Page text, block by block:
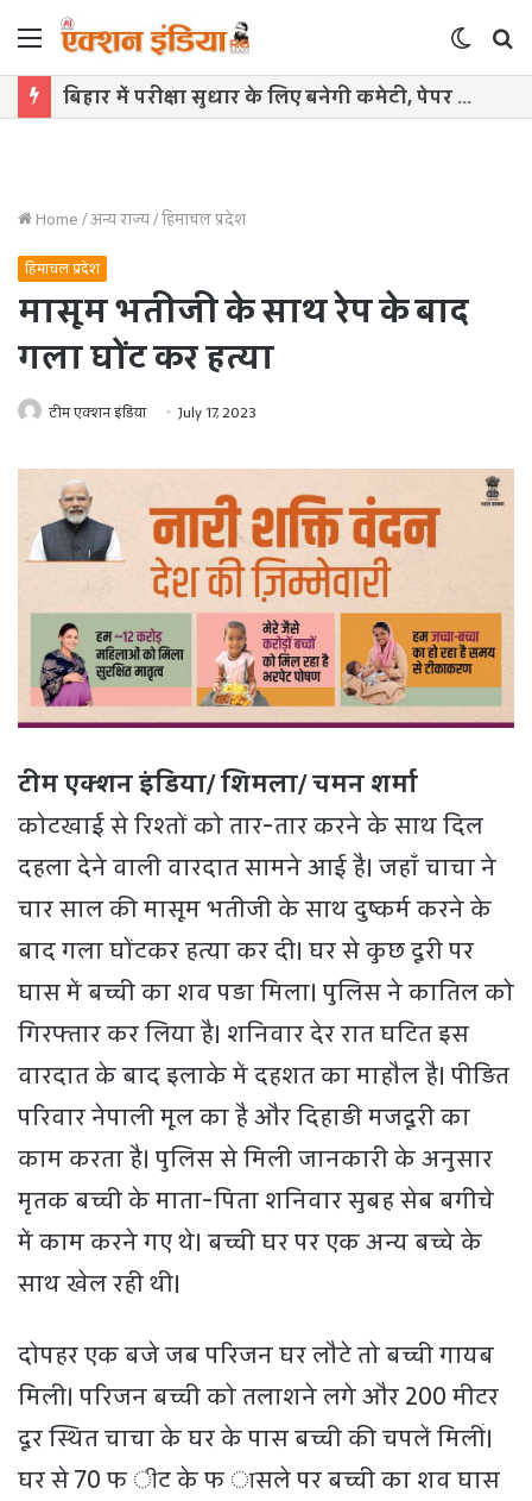
Menu
Switch
skin
बिहार में परीक्षा सुधार के लिए बनेगी कमेटी, पेपर लीक रोकने को सख्त कानून लागू
Home/अन्य राज्य/हिमाचल प्रदेश
हिमाचल प्रदेश
मासूम भतीजी के साथ रेप के बाद
गला घोंट कर हत्या
टीम एक्शन इंडिया July 17, 2023
टीम एक्शन इंडिया/ शिमला/ चमन शर्मा
कोटखाई से रिश्तों को तार-तार करने के साथ दिल
दहला देने वाली वारदात सामने आई है। जहाँ चाचा ने
चार साल की मासूम भतीजी के साथ दुष्कर्म करने के
बाद गला घोंटकर हत्या कर दी। घर से कुछ दूरी पर
घास में बच्ची का शव पड़ा मिला। पुलिस ने कातिल को
गिरफ्तार कर लिया है। शनिवार देर रात घटित इस
वारदात के बाद इलाके में दहशत का माहौल है। पीड़ित
परिवार नेपाली मूल का है और दिहाड़ी मजदूरी का
काम करता है। पुलिस से मिली जानकारी के अनुसार
मृतक बच्ची के माता-पिता शनिवार सुबह सेब बगीचे
में काम करने गए थे। बच्ची घर पर एक अन्य बच्चे के
साथ खेल रही थी।
दोपहर एक बजे जब परिजन घर लौटे तो बच्ची गायब
मिली। परिजन बच्ची को तलाशने लगे और 200 मीटर
दूर स्थित चाचा के घर के पास बच्ची की चपलें मिलीं।
घर से 70 फ ीट के फ ासले पर बच्ची का शव घास